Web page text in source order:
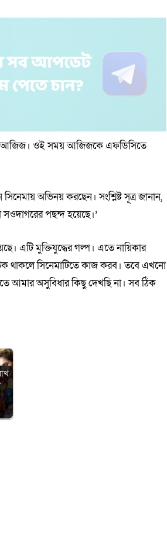
আজিজ। ওই সময় আজিজকে এফডিসিতে
অভিনয় করছেন। সংশ্লিষ্ট সূত্র জানান,
পছন্দ হয়েছে।’
এটি মুক্তিযুদ্ধের গল্প। এতে নায়িকার
থাকলে সিনেমাটিতে কাজ করব। তবে এখনো
আমার অসুবিধার কিছু দেখছি না। সব ঠিক